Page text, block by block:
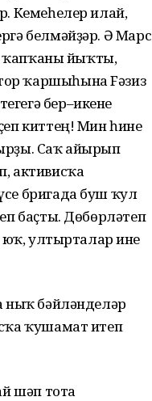
Кемеһелер илай,
белмәйҙәр. Ә Марс
ҡапҡаны йыҡты,
ҡаршыһына Fәзиз
бер–икене
киттең! Мин һине
Саҡ айырып
активисҡа
бригада буш ҡул
баҫты. Дөбөрләтеп
юҡ, ултырталар ине
ныҡ бәйләнделәр
ҡушамат итеп
шәп тота